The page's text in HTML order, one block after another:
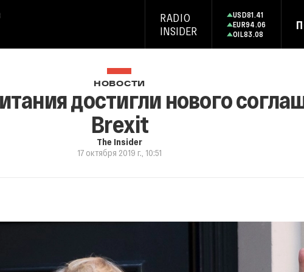
RADIO
INSIDER
USD81.41
EUR94.06
OIL83.08
НОВОСТИ
достигли нового
Brexit
The Insider
17 октября 2019 г., 10:51